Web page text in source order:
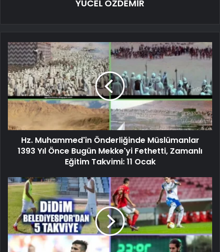
YÜCEL ÖZDEMİR
Hz. Muhammed'in Önderliğinde Müslümanlar
1393 Yıl Önce Bugün Mekke'yi Fethetti, Zamanlı
Eğitim Takvimi: 11 Ocak